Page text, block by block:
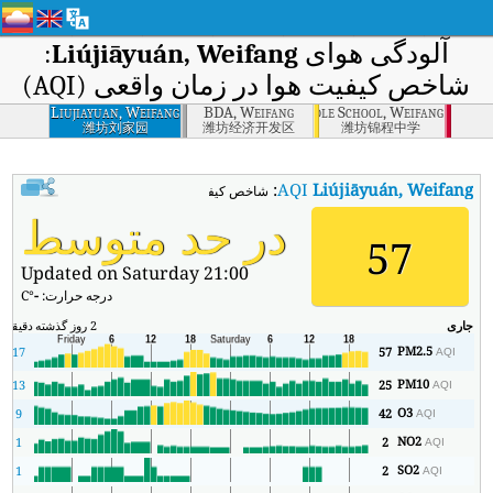
آلودگی هوای Liújiāyuán, Weifang
:
شاخص کیفیت هوا در زمان واقعی (AQI)
Liujiayuan, Weifang
潍坊刘家园
BDA, Weifang
潍坊经济开发区
Jincheng Middle School, Weifang
潍坊锦程中学
AQILiújiāyuán, Weifang
: شاخص کیفیت هوای بی‌درنگ Liújiāyuán, Weifang (AQI).
57 در حد متوسط
Updated on Saturday 21:00
درجه حرارت:-
°C
جاری 2 روز گذشته دقیقه
PM2.5AQI
57
17
PM10AQI
25
13
O3AQI
42
9
NO2AQI
2
1
SO2AQI
2
1